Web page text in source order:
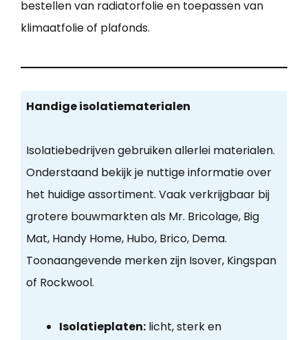
bestellen van radiatorfolie en toepassen van
klimaatfolie of plafonds.
Handige isolatiematerialen
Isolatiebedrijven gebruiken allerlei materialen.
Onderstaand bekijk je nuttige informatie over
het huidige assortiment. Vaak verkrijgbaar bij
grotere bouwmarkten als Mr. Bricolage, Big
Mat, Handy Home, Hubo, Brico, Dema.
Toonaangevende merken zijn Isover, Kingspan
of Rockwool.
Isolatieplaten:licht, sterk en